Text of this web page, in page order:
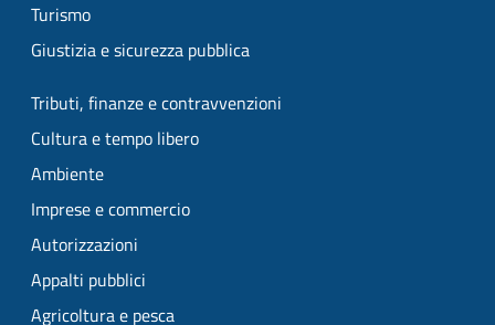
Turismo
Giustizia e sicurezza pubblica
Tributi, finanze e contravvenzioni
Cultura e tempo libero
Ambiente
Imprese e commercio
Autorizzazioni
Appalti pubblici
Agricoltura e pesca